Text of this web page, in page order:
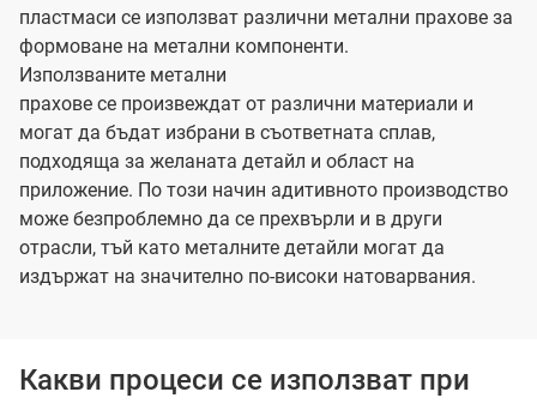
пластмаси се използват различни метални прахове за
формоване на метални компоненти.
Използваните метални
прахове се произвеждат от различни материали и
могат да бъдат избрани в съответната сплав,
подходяща за желаната детайл и област на
приложение. По този начин адитивното производство
може безпроблемно да се прехвърли и в други
отрасли, тъй като металните детайли могат да
издържат на значително по-високи натоварвания.
Какви процеси се използват при